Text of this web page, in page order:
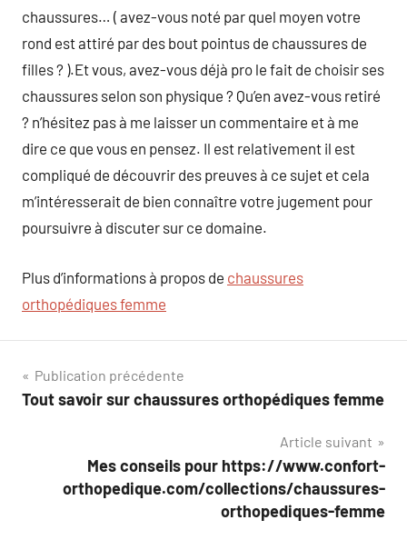
chaussures… ( avez-vous noté par quel moyen votre
rond est attiré par des bout pointus de chaussures de
filles ? ).Et vous, avez-vous déjà pro le fait de choisir ses
chaussures selon son physique ? Qu’en avez-vous retiré
? n’hésitez pas à me laisser un commentaire et à me
dire ce que vous en pensez. Il est relativement il est
compliqué de découvrir des preuves à ce sujet et cela
m’intéresserait de bien connaître votre jugement pour
poursuivre à discuter sur ce domaine.
Plus d’informations à propos de chaussures
orthopédiques femme
Navigation
de
Publication précédente
Tout savoir sur chaussures orthopédiques femme
Article suivant
Mes conseils pour https://www.confort-
orthopedique.com/collections/chaussures-
orthopediques-femme